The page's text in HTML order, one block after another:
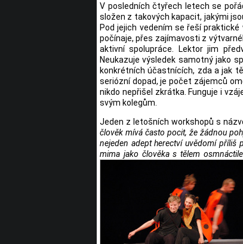
V posledních čtyřech letech se
složen z takových kapacit, jakými
Pod jejich vedením se řeší
počínaje, přes zajímavosti z
aktivní spolupráce. Lektor jim
Neukazuje výsledek samotný jako
konkrétních účastnících, zda a jak
seriózní dopad, je počet zájemců
nikdo nepřišel zkrátka. Funguje i
svým kolegům.
Jeden z letošních workshopů s
člověk mívá často pocit, že žádnou
nejeden adept herectví uvědomí příliš
mima jako člověka s tělem